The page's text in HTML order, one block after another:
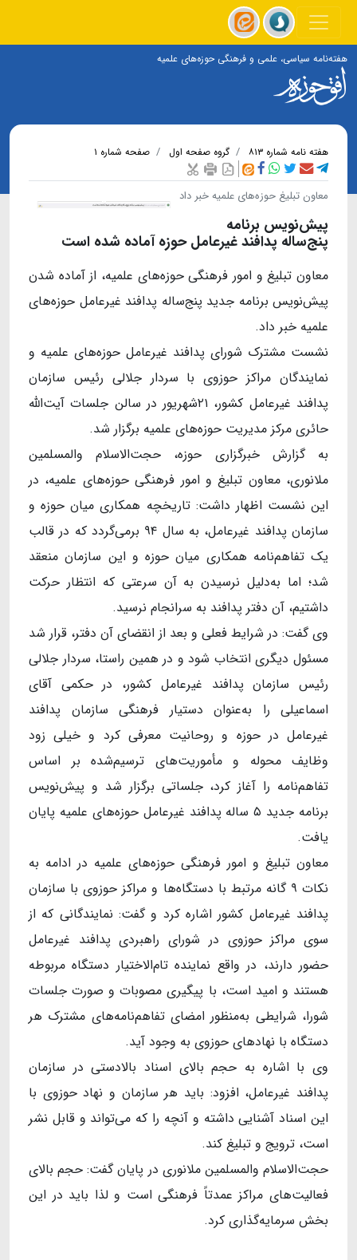
هفته‌نامه سیاسی، علمی و فرهنگی حوزه‌های علمیه
هفته نامه شماره ۸۱۳ گروه صفحه اول صفحه شماره ۱
معاون تبلیغ حوزه‌های علمیه خبر داد
پیش‌نویس برنامه
پنج‌ساله پدافند غیرعامل حوزه آماده شده است
معاون تبلیغ و امور فرهنگی حوزه‌های علمیه، از آماده شدن
پیش‌نویس برنامه جدید پنج‌ساله پدافند غیرعامل حوزه‌های
علمیه خبر داد.
نشست مشترک شورای پدافند غیرعامل حوزه‌های علمیه و
نمایندگان مراکز حوزوی با سردار جلالی رئیس سازمان
پدافند غیرعامل کشور، ۲۱شهریور در سالن جلسات آیت‌الله
حائری مرکز مدیریت حوزه‌های علمیه برگزار شد.
به گزارش خبرگزاری حوزه، حجت‌الاسلام والمسلمین
ملانوری، معاون تبلیغ و امور فرهنگی حوزه‌های علمیه، در
این نشست اظهار داشت: تاریخچه همکاری میان حوزه و
سازمان پدافند غیرعامل، به سال ۹۴ برمی‌گردد که در قالب
یک تفاهم‌نامه همکاری میان حوزه و این سازمان منعقد
شد؛ اما به‌دلیل نرسیدن به آن سرعتی که انتظار حرکت
داشتیم، آن دفتر پدافند به سرانجام نرسید.
وی گفت: در شرایط فعلی و بعد از انقضای آن دفتر، قرار شد
مسئول دیگری انتخاب شود و در همین راستا، سردار جلالی
رئیس سازمان پدافند غیرعامل کشور، در حکمی آقای
اسماعیلی را به‌عنوان دستیار فرهنگی سازمان پدافند
غیرعامل در حوزه و روحانیت معرفی کرد و خیلی زود
وظایف محوله و مأموریت‌های ترسیم‌شده بر اساس
تفاهم‌نامه را آغاز کرد، جلساتی برگزار شد و پیش‌نویس
برنامه جدید ۵ ساله پدافند غیرعامل حوزه‌های علمیه پایان
یافت.
معاون تبلیغ و امور فرهنگی حوزه‌های علمیه در ادامه به
نکات ۹ گانه مرتبط با دستگاه‌ها و مراکز حوزوی با سازمان
پدافند غیرعامل کشور اشاره کرد و گفت: نمایندگانی که از
سوی مراکز حوزوی در شورای راهبردی پدافند غیرعامل
حضور دارند، در واقع نماینده تام‌الاختیار دستگاه مربوطه
هستند و امید است، با پیگیری مصوبات و صورت جلسات
شورا، شرایطی به‌منظور امضای تفاهم‌نامه‌های مشترک هر
دستگاه با نهادهای حوزوی به وجود آید.
وی با اشاره به حجم بالای اسناد بالادستی در سازمان
پدافند غیرعامل، افزود: باید هر سازمان و نهاد حوزوی با
این اسناد آشنایی داشته و آنچه را که می‌تواند و قابل نشر
است، ترویج و تبلیغ کند.
حجت‌الاسلام والمسلمین ملانوری در پایان گفت: حجم بالای
فعالیت‌های مراکز عمدتاً فرهنگی است و لذا باید در این
بخش سرمایه‌گذاری کرد.